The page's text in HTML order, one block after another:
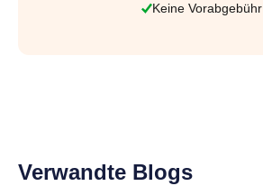
Keine Vorabgebühr
Verwandte Blogs